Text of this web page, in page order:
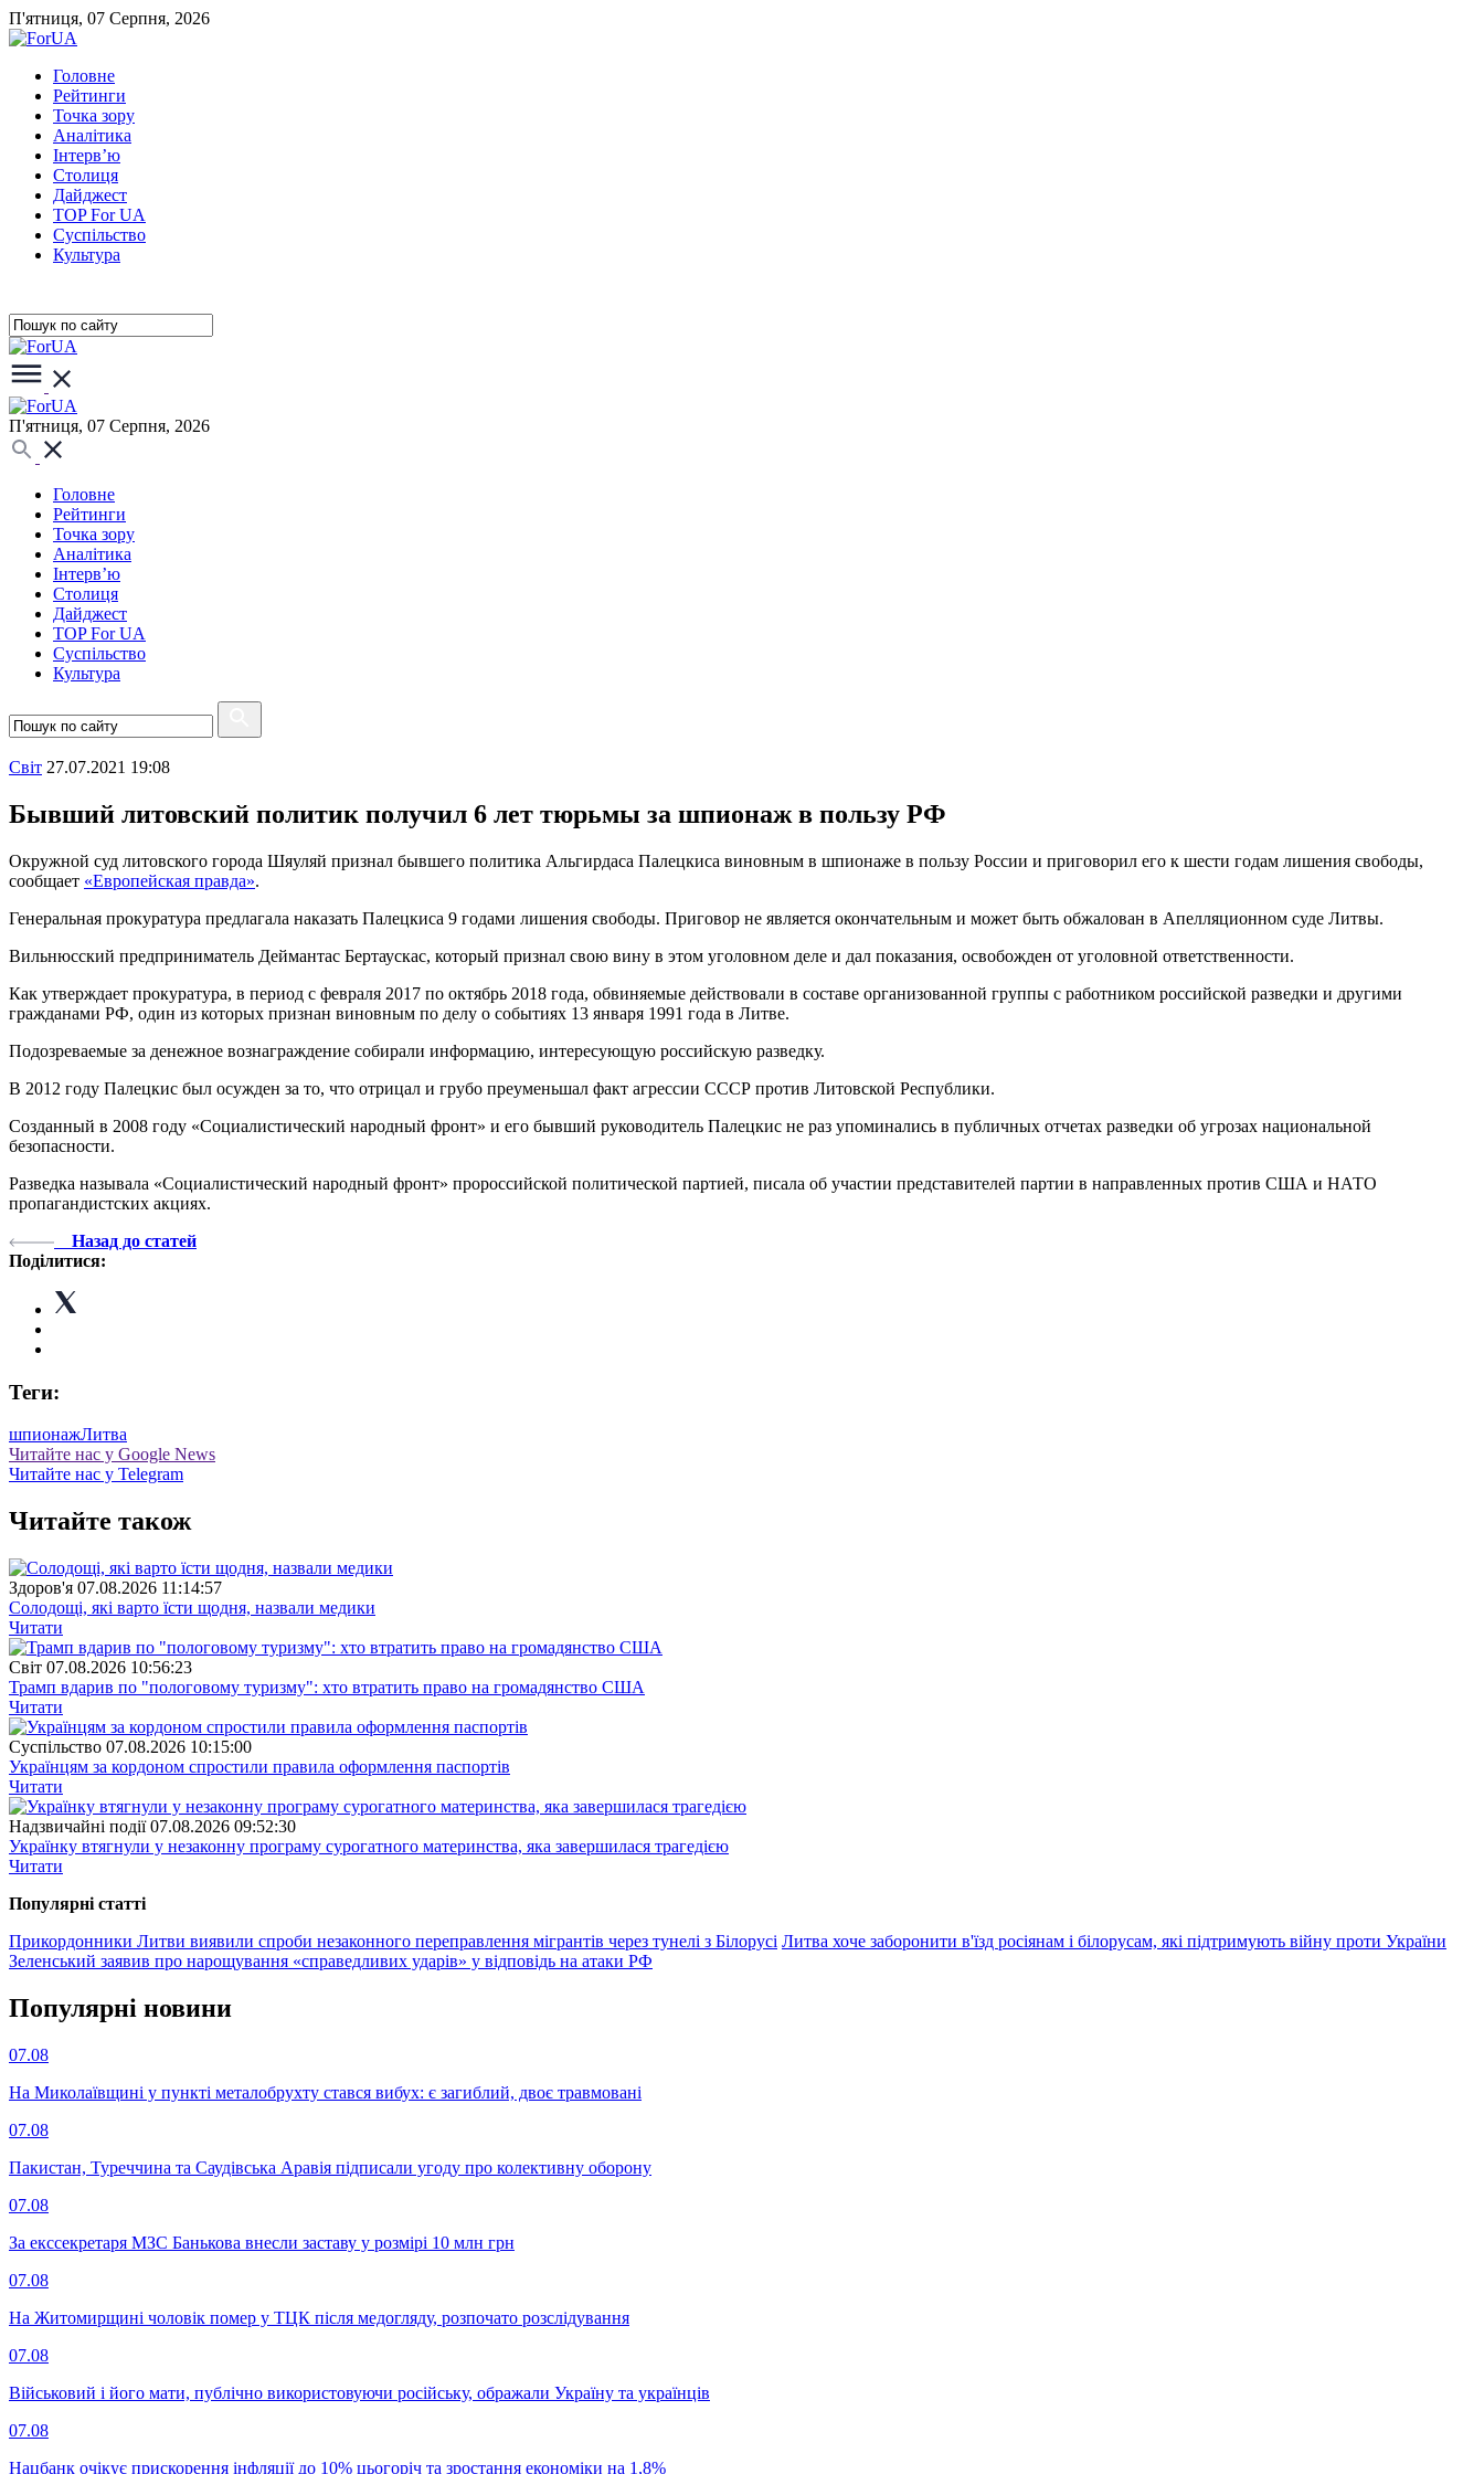
П'ятниця, 07 Серпня, 2026
Головне
Рейтинги
Точка зору
Аналітика
Інтерв’ю
Столиця
Дайджест
TOP For UA
Суспiльство
Культура
П'ятниця, 07 Серпня, 2026
Головне
Рейтинги
Точка зору
Аналітика
Інтерв’ю
Столиця
Дайджест
TOP For UA
Суспiльство
Культура
Свiт 27.07.2021 19:08
Бывший литовский политик получил 6 лет тюрьмы за шпионаж в пользу РФ
Окружной суд литовского города Шяуляй признал бывшего политика Альгирдаса Палецкиса виновным в шпионаже в пользу России и приговорил его к шести годам лишения свободы,
сообщает «Европейская правда».
Генеральная прокуратура предлагала наказать Палецкиса 9 годами лишения свободы. Приговор не является окончательным и может быть обжалован в Апелляционном суде Литвы.
Вильнюсский предприниматель Деймантас Бертаускас, который признал свою вину в этом уголовном деле и дал показания, освобожден от уголовной ответственности.
Как утверждает прокуратура, в период с февраля 2017 по октябрь 2018 года, обвиняемые действовали в составе организованной группы с работником российской разведки и другими
гражданами РФ, один из которых признан виновным по делу о событиях 13 января 1991 года в Литве.
Подозреваемые за денежное вознаграждение собирали информацию, интересующую российскую разведку.
В 2012 году Палецкис был осужден за то, что отрицал и грубо преуменьшал факт агрессии СССР против Литовской Республики.
Созданный в 2008 году «Социалистический народный фронт» и его бывший руководитель Палецкис не раз упоминались в публичных отчетах разведки об угрозах национальной
безопасности.
Разведка называла «Социалистический народный фронт» пророссийской политической партией, писала об участии представителей партии в направленных против США и НАТО
пропагандистских акциях.
Назад до статей
Поділитися:
Теги:
шпионажЛитва
Читайте нас у Google News
Читайте нас у Telegram
Читайте також
Здоров'я 07.08.2026 11:14:57
Солодощі, які варто їсти щодня, назвали медики
Читати
Свiт 07.08.2026 10:56:23
Трамп вдарив по "пологовому туризму": хто втратить право на громадянство США
Читати
Суспiльство 07.08.2026 10:15:00
Українцям за кордоном спростили правила оформлення паспортів
Читати
Надзвичайні події 07.08.2026 09:52:30
Українку втягнули у незаконну програму сурогатного материнства, яка завершилася трагедією
Читати
Популярнi статтi
Прикордонники Литви виявили спроби незаконного переправлення мігрантів через тунелі з Білорусі Литва хоче заборонити в'їзд росіянам і білорусам, які підтримують війну проти України
Зеленський заявив про нарощування «справедливих ударів» у відповідь на атаки РФ
Популярнi новини
07.08
На Миколаївщині у пункті металобрухту стався вибух: є загиблий, двоє травмовані
07.08
Пакистан, Туреччина та Саудівська Аравія підписали угоду про колективну оборону
07.08
За екссекретаря МЗС Банькова внесли заставу у розмірі 10 млн грн
07.08
На Житомирщині чоловік помер у ТЦК після медогляду, розпочато розслідування
07.08
Військовий і його мати, публічно використовуючи російську, ображали Україну та українців
07.08
Нацбанк очікує прискорення інфляції до 10% цьогоріч та зростання економіки на 1,8%